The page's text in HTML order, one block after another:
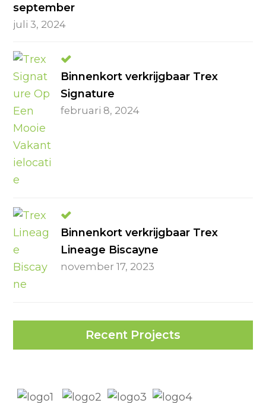
september
juli 3, 2024
Binnenkort verkrijgbaar Trex
Signature
februari 8, 2024
Binnenkort verkrijgbaar Trex
Lineage Biscayne
november 17, 2023
Recent Projects